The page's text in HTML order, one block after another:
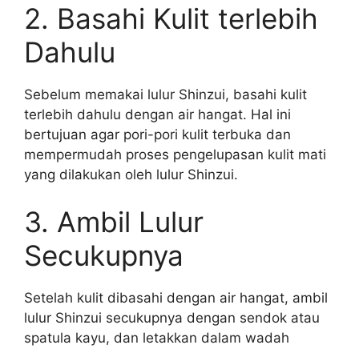
2. Basahi Kulit terlebih
Dahulu
Sebelum memakai lulur Shinzui, basahi kulit
terlebih dahulu dengan air hangat. Hal ini
bertujuan agar pori-pori kulit terbuka dan
mempermudah proses pengelupasan kulit mati
yang dilakukan oleh lulur Shinzui.
3. Ambil Lulur
Secukupnya
Setelah kulit dibasahi dengan air hangat, ambil
lulur Shinzui secukupnya dengan sendok atau
spatula kayu, dan letakkan dalam wadah